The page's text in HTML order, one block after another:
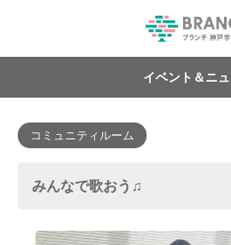
イベント＆ニ
コミュニティルーム
みんなで歌おう♫